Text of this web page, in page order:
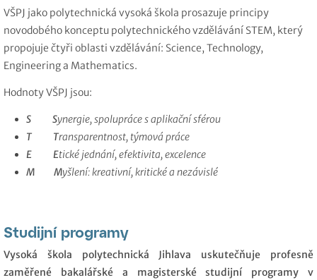
VŠPJ jako polytechnická vysoká škola prosazuje principy
novodobého konceptu polytechnického vzdělávání STEM, který
propojuje čtyři oblasti vzdělávání: Science, Technology,
Engineering a Mathematics.
Hodnoty VŠPJ jsou:
S Synergie, spolupráce s aplikační sférou
T
Transparentnost, týmová práce
E
Etické jednání, efektivita, excelence
M
Myšlení: kreativní, kritické a nezávislé
Studijní programy
Vysoká škola polytechnická Jihlava uskutečňuje profesně
zaměřené bakalářské a magisterské studijní programy v